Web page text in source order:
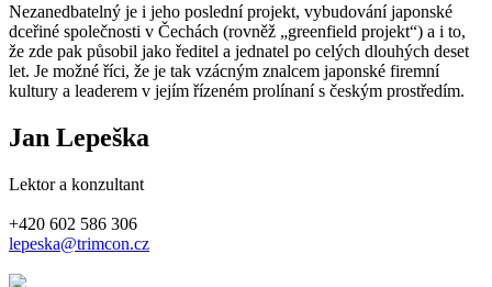
Nezanedbatelný je i jeho poslední projekt, vybudování japonské
dceřiné společnosti v Čechách (rovněž „greenfield projekt“) a i to,
že zde pak působil jako ředitel a jednatel po celých dlouhých deset
let. Je možné říci, že je tak vzácným znalcem japonské firemní
kultury a leaderem v jejím řízeném prolínaní s českým prostředím.
Jan Lepeška
Lektor a konzultant
+420 602 586 306
lepeska@trimcon.cz